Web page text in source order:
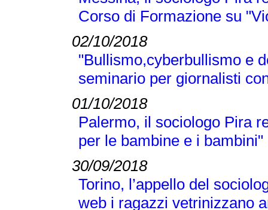
Corso di Formazione su
02/10/2018
"Bullismo,cyberbullismo e
seminario per giornalisti
01/10/2018
Palermo, il sociologo Pira
per le bambine e i bambini"
30/09/2018
Torino, l’appello del
web i ragazzi vetrinizzano